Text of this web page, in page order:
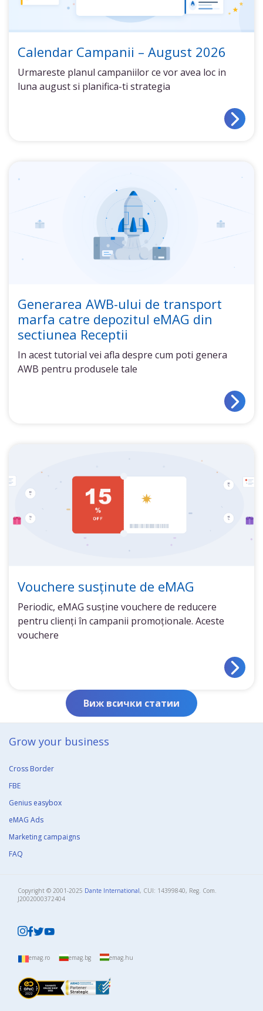
Calendar Campanii – August 2026
Urmareste planul campaniilor ce vor avea loc in
luna august si planifica-ti strategia
Generarea AWB-ului de transport
marfa catre depozitul eMAG din
sectiunea Receptii
In acest tutorial vei afla despre cum poti genera
AWB pentru produsele tale
Vouchere susținute de eMAG
Periodic, eMAG susține vouchere de reducere
pentru clienți în campanii promoționale. Aceste
vouchere
Виж всички статии
Grow your business​
Cross Border
FBE
Genius easybox
eMAG Ads
Marketing campaigns
FAQ
Copyright © 2001-2025 Dante International, CUI: 14399840, Reg. Com.
J2002000372404​
emag.ro emag.bg emag.hu